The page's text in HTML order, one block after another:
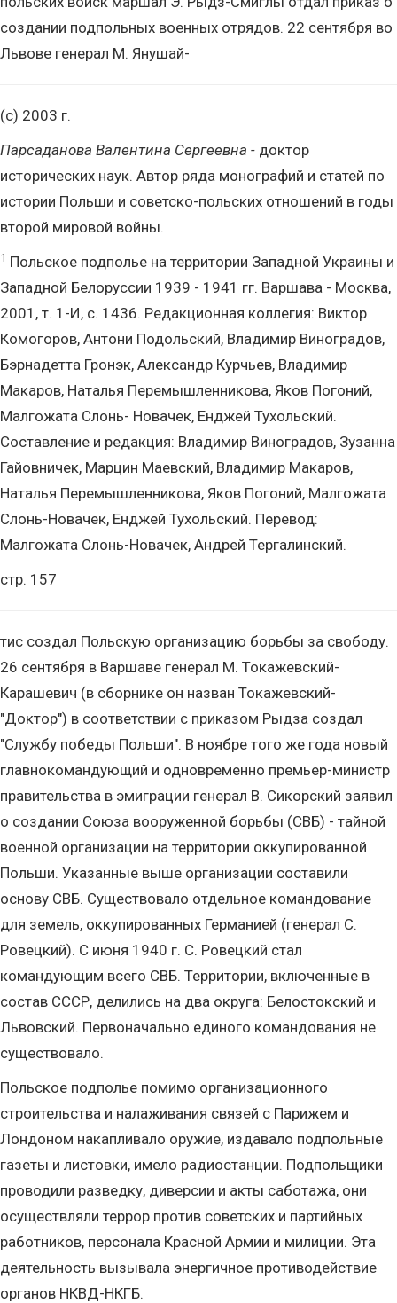
создании подпольных военных отрядов. 22 сентября во
Львове генерал М. Янушай-
(c) 2003 г.
Парсаданова Валентина Сергеевна - доктор
исторических наук. Автор ряда монографий и статей по
истории Польши и советско-польских отношений в годы
второй мировой войны.
1 Польское подполье на территории Западной Украины и
Западной Белоруссии 1939 - 1941 гг. Варшава - Москва,
2001, т. 1-И, с. 1436. Редакционная коллегия: Виктор
Комогоров, Антони Подольский, Владимир Виноградов,
Бэрнадетта Гронэк, Александр Курчьев, Владимир
Макаров, Наталья Перемышленникова, Яков Погоний,
Малгожата Слонь- Новачек, Енджей Тухольский.
Составление и редакция: Владимир Виноградов, Зузанна
Гайовничек, Марцин Маевский, Владимир Макаров,
Наталья Перемышленникова, Яков Погоний, Малгожата
Слонь-Новачек, Енджей Тухольский. Перевод:
Малгожата Слонь-Новачек, Андрей Тергалинский.
стр. 157
тис создал Польскую организацию борьбы за свободу.
26 сентября в Варшаве генерал М. Токажевский-
Карашевич (в сборнике он назван Токажевский-
"Доктор") в соответствии с приказом Рыдза создал
"Службу победы Польши". В ноябре того же года новый
главнокомандующий и одновременно премьер-министр
правительства в эмиграции генерал В. Сикорский заявил
о создании Союза вооруженной борьбы (СВБ) - тайной
военной организации на территории оккупированной
Польши. Указанные выше организации составили
основу СВБ. Существовало отдельное командование
для земель, оккупированных Германией (генерал С.
Ровецкий). С июня 1940 г. С. Ровецкий стал
командующим всего СВБ. Территории, включенные в
состав СССР, делились на два округа: Белостокский и
Львовский. Первоначально единого командования не
существовало.
Польское подполье помимо организационного
строительства и налаживания связей с Парижем и
Лондоном накапливало оружие, издавало подпольные
газеты и листовки, имело радиостанции. Подпольщики
проводили разведку, диверсии и акты саботажа, они
осуществляли террор против советских и партийных
работников, персонала Красной Армии и милиции. Эта
деятельность вызывала энергичное противодействие
органов НКВД-НКГБ.